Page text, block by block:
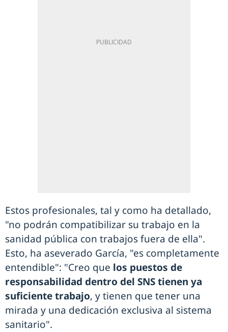
Estos profesionales, tal y como ha detallado,
"no podrán compatibilizar su trabajo en la
sanidad pública con trabajos fuera de ella".
Esto, ha aseverado García, "es completamente
entendible": "Creo que los puestos de
responsabilidad dentro del SNS tienen ya
suficiente trabajo, y tienen que tener una
mirada y una dedicación exclusiva al sistema
sanitario".